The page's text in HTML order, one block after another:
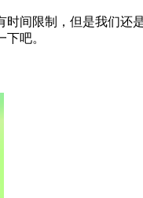
时间限制，但是我们
吧。